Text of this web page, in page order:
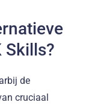
Skills?
de
cruciaal